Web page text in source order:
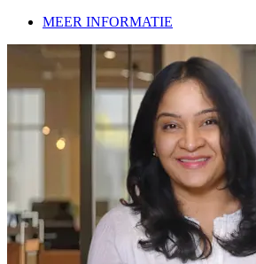
MEER INFORMATIE